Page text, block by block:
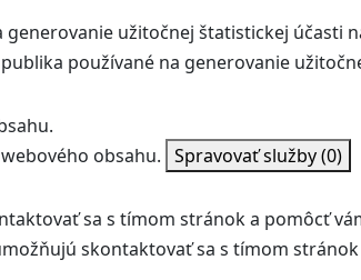
užitočnej štatistickej účasti
používané na generovanie
obsahu. Spravovať služby(0)
sa s tímom stránok a pomôcť
skontaktovať sa s tímom